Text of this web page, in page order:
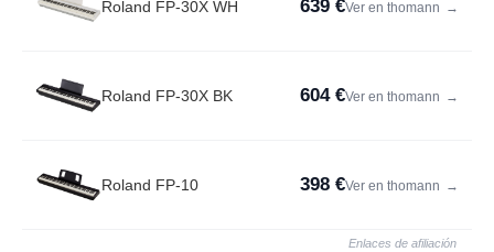
Roland FP-30X WH 639 €Ver en thomann →
Roland FP-30X BK 604 €Ver en thomann →
Roland FP-10 398 €Ver en thomann →
Enlaces de afiliación